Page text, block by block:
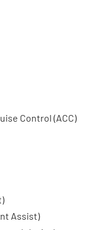
Control (ACC)
Assist)